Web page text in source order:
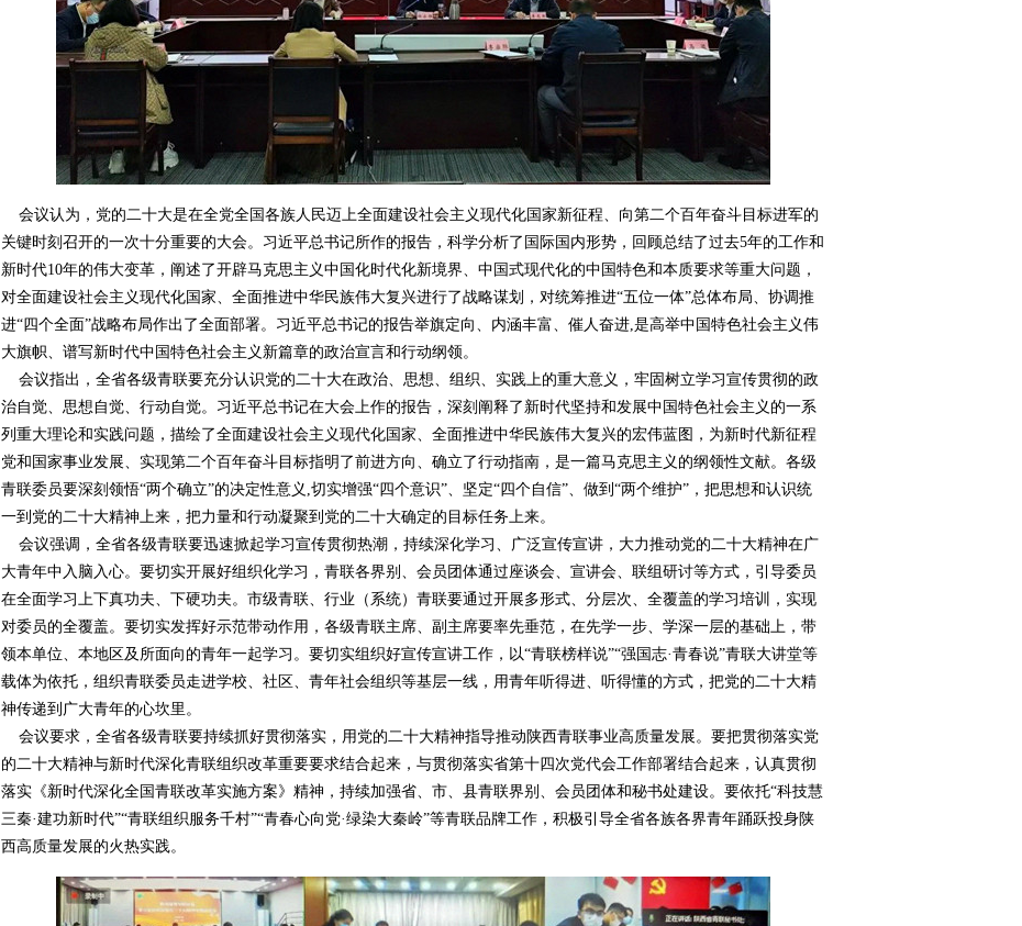
会议认为，党的二十大是在全党全国各族人民迈上全面建设社会主义现代化国家新征程、向第二个百年奋斗目标进军的
关键时刻召开的一次十分重要的大会。习近平总书记所作的报告，科学分析了国际国内形势，回顾总结了过去5年的工作和
新时代10年的伟大变革，阐述了开辟马克思主义中国化时代化新境界、中国式现代化的中国特色和本质要求等重大问题，
对全面建设社会主义现代化国家、全面推进中华民族伟大复兴进行了战略谋划，对统筹推进“五位一体”总体布局、协调推
进“四个全面”战略布局作出了全面部署。习近平总书记的报告举旗定向、内涵丰富、催人奋进,是高举中国特色社会主义伟
大旗帜、谱写新时代中国特色社会主义新篇章的政治宣言和行动纲领。
会议指出，全省各级青联要充分认识党的二十大在政治、思想、组织、实践上的重大意义，牢固树立学习宣传贯彻的政
治自觉、思想自觉、行动自觉。习近平总书记在大会上作的报告，深刻阐释了新时代坚持和发展中国特色社会主义的一系
列重大理论和实践问题，描绘了全面建设社会主义现代化国家、全面推进中华民族伟大复兴的宏伟蓝图，为新时代新征程
党和国家事业发展、实现第二个百年奋斗目标指明了前进方向、确立了行动指南，是一篇马克思主义的纲领性文献。各级
青联委员要深刻领悟“两个确立”的决定性意义,切实增强“四个意识”、坚定“四个自信”、做到“两个维护”，把思想和认识统
一到党的二十大精神上来，把力量和行动凝聚到党的二十大确定的目标任务上来。
会议强调，全省各级青联要迅速掀起学习宣传贯彻热潮，持续深化学习、广泛宣传宣讲，大力推动党的二十大精神在广
大青年中入脑入心。要切实开展好组织化学习，青联各界别、会员团体通过座谈会、宣讲会、联组研讨等方式，引导委员
在全面学习上下真功夫、下硬功夫。市级青联、行业（系统）青联要通过开展多形式、分层次、全覆盖的学习培训，实现
对委员的全覆盖。要切实发挥好示范带动作用，各级青联主席、副主席要率先垂范，在先学一步、学深一层的基础上，带
领本单位、本地区及所面向的青年一起学习。要切实组织好宣传宣讲工作，以“青联榜样说”“强国志·青春说”青联大讲堂等
载体为依托，组织青联委员走进学校、社区、青年社会组织等基层一线，用青年听得进、听得懂的方式，把党的二十大精
神传递到广大青年的心坎里。
会议要求，全省各级青联要持续抓好贯彻落实，用党的二十大精神指导推动陕西青联事业高质量发展。要把贯彻落实党
的二十大精神与新时代深化青联组织改革重要要求结合起来，与贯彻落实省第十四次党代会工作部署结合起来，认真贯彻
落实《新时代深化全国青联改革实施方案》精神，持续加强省、市、县青联界别、会员团体和秘书处建设。要依托“科技慧
三秦·建功新时代”“青联组织服务千村”“青春心向党·绿染大秦岭”等青联品牌工作，积极引导全省各族各界青年踊跃投身陕
西高质量发展的火热实践。